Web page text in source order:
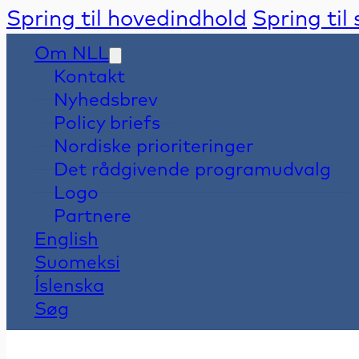
Spring til hovedindhold Spring til
Om NLL
Kontakt
Nyhedsbrev
Policy briefs
Nordiske prioriteringer
Det rådgivende programudvalg
Logo
Partnere
English
Suomeksi
Íslenska
Søg